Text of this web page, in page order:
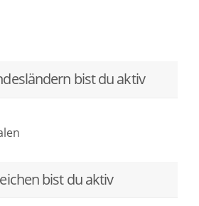
Liebe zum Detail arbeitet,
Dank für diesen
bist du aktiv
bist du aktiv